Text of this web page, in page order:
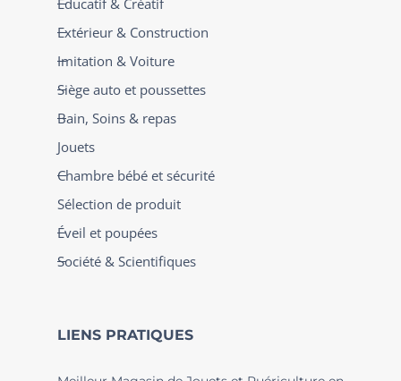
Éducatif & Créatif
Extérieur & Construction
Imitation & Voiture
Siège auto et poussettes
Bain, Soins & repas
Jouets
Chambre bébé et sécurité
Sélection de produit
Éveil et poupées
Société & Scientifiques
LIENS PRATIQUES